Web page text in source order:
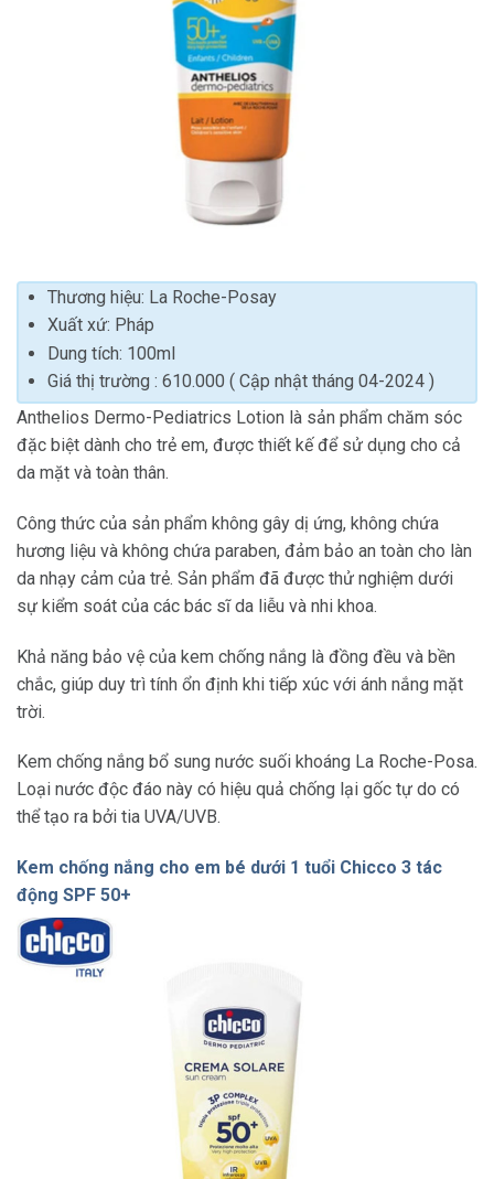
Thương hiệu: La Roche-Posay
Xuất xứ: Pháp
Dung tích: 100ml
Giá thị trường : 610.000 ( Cập nhật tháng 04-2024 )
Anthelios Dermo-Pediatrics Lotion là sản phẩm chăm sóc
đặc biệt dành cho trẻ em, được thiết kế để sử dụng cho cả
da mặt và toàn thân.
Công thức của sản phẩm không gây dị ứng, không chứa
hương liệu và không chứa paraben, đảm bảo an toàn cho làn
da nhạy cảm của trẻ. Sản phẩm đã được thử nghiệm dưới
sự kiểm soát của các bác sĩ da liễu và nhi khoa.
Khả năng bảo vệ của kem chống nắng là đồng đều và bền
chắc, giúp duy trì tính ổn định khi tiếp xúc với ánh nắng mặt
trời.
Kem chống nắng bổ sung nước suối khoáng La Roche-Posa.
Loại nước độc đáo này có hiệu quả chống lại gốc tự do có
thể tạo ra bởi tia UVA/UVB.
Kem chống nắng cho em bé dưới 1 tuổi Chicco 3 tác
động SPF 50+